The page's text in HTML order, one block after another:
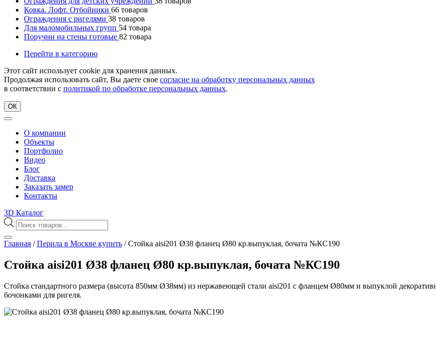
Ковка. Лофт. Отбойники 66 товаров
Ограждения с ригелями 38 товаров
Для маломобильных групп 54 товара
Поручни на стены готовые 82 товара
Перейти в категорию
Этот сайт использует cookie для хранения данных.
Продолжая использовать сайт, Вы даете свое согласие на обработку персональных данных
в соответствии с политикой по обработке персональных данных.
ОК
О компании
Объекты
Портфолио
Видео
Блог
Доставка
Заказать замер
Контакты
3D Каталог
Поиск
товаров
Главная /Перила в Москве купить /Стойка aisi201 Ø38 фланец Ø80 кр.выпуклая, бочата №КС190
Стойка aisi201 Ø38 фланец Ø80 кр.выпуклая, бочата №КС190
Стойка стандартного размера (высота 850мм Ø38мм) из нержавеющей стали aisi201 с фланцем Ø80мм и выпуклой
бочонками для ригеля.